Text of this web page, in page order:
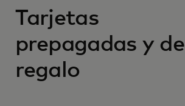
Tarjetas
prepagadas y de
regalo